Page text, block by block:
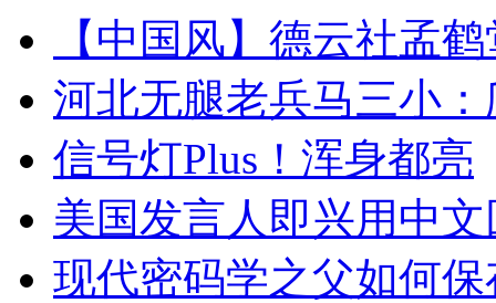
【中国风】德云社孟
河北无腿老兵马三小
信号灯Plus！浑身都亮
美国发言人即兴用中
现代密码学之父如何